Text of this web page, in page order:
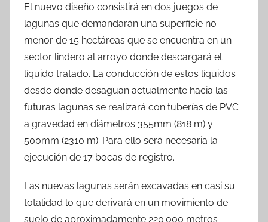
El nuevo diseño consistirá en dos juegos de
lagunas que demandarán una superficie no
menor de 15 hectáreas que se encuentra en un
sector lindero al arroyo donde descargará el
líquido tratado. La conducción de estos líquidos
desde donde desaguan actualmente hacia las
futuras lagunas se realizará con tuberías de PVC
a gravedad en diámetros 355mm (818 m) y
500mm (2310 m). Para ello será necesaria la
ejecución de 17 bocas de registro.
Las nuevas lagunas serán excavadas en casi su
totalidad lo que derivará en un movimiento de
suelo de aproximadamente 220.000 metros